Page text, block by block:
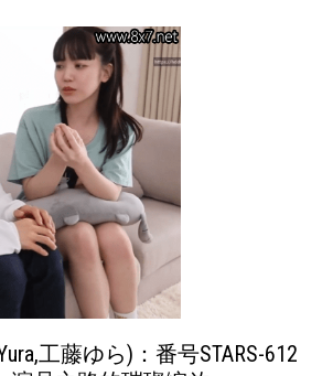
工藤ゆら)：番号STARS-612